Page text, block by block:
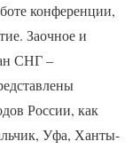
конференции,
Заочное и
СНГ –
России, как
Уфа, Ханты-